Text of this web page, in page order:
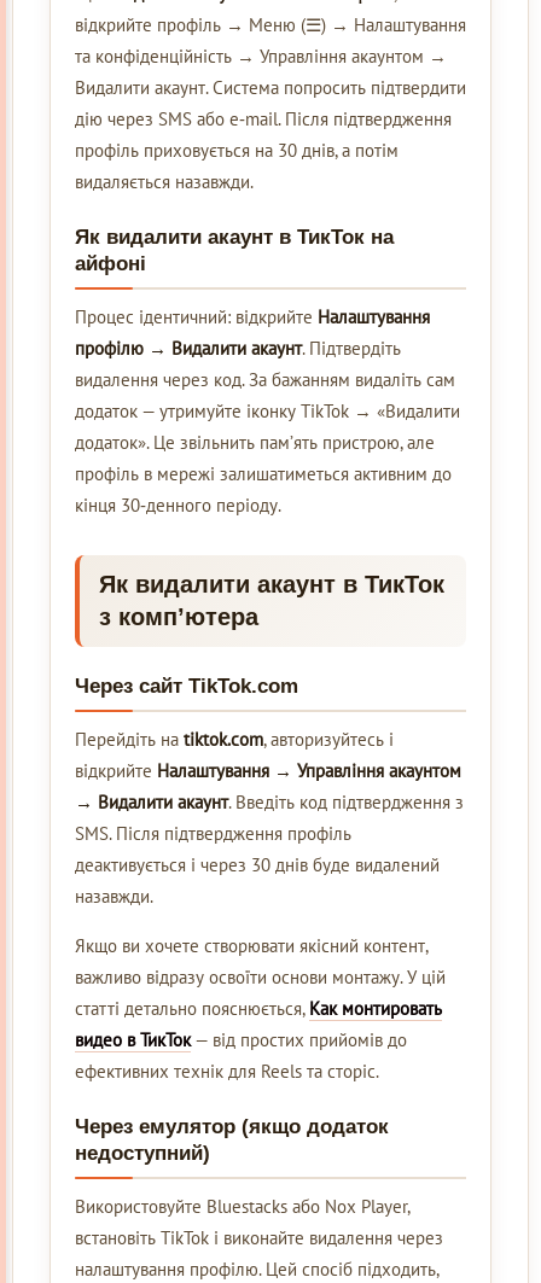
відкрийте профіль → Меню (☰) → Налаштування
та конфіденційність → Управління акаунтом →
Видалити акаунт. Система попросить підтвердити
дію через SMS або e‑mail. Після підтвердження
профіль приховується на 30 днів, а потім
видаляється назавжди.
Як видалити акаунт в ТикТок на
айфоні
Процес ідентичний: відкрийте Налаштування
профілю → Видалити акаунт. Підтвердіть
видалення через код. За бажанням видаліть сам
додаток — утримуйте іконку TikTok → «Видалити
додаток». Це звільнить пам’ять пристрою, але
профіль в мережі залишатиметься активним до
кінця 30‑денного періоду.
Як видалити акаунт в ТикТок
з комп’ютера
Через сайт TikTok.com
Перейдіть на tiktok.com, авторизуйтесь і
відкрийте Налаштування → Управління акаунтом
→ Видалити акаунт. Введіть код підтвердження з
SMS. Після підтвердження профіль
деактивується і через 30 днів буде видалений
назавжди.
Якщо ви хочете створювати якісний контент,
важливо відразу освоїти основи монтажу. У цій
статті детально пояснюється, Как монтировать
видео в ТикТок— від простих прийомів до
ефективних технік для Reels та сторіс.
Через емулятор (якщо додаток
недоступний)
Використовуйте Bluestacks або Nox Player,
встановіть TikTok і виконайте видалення через
налаштування профілю. Цей спосіб підходить,